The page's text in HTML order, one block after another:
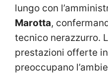
lungo con
Marotta,
tecnico nerazzurro.
prestazioni offerte
preoccupano